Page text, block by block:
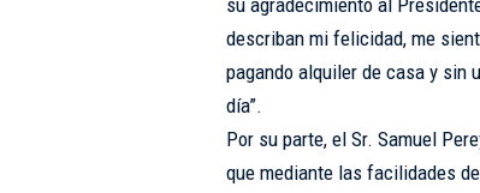
su agradecimiento al
describan mi felicidad, me
pagando alquiler de casa y sin
día”.
Por su parte, el Sr. Samuel
que mediante las facilidades